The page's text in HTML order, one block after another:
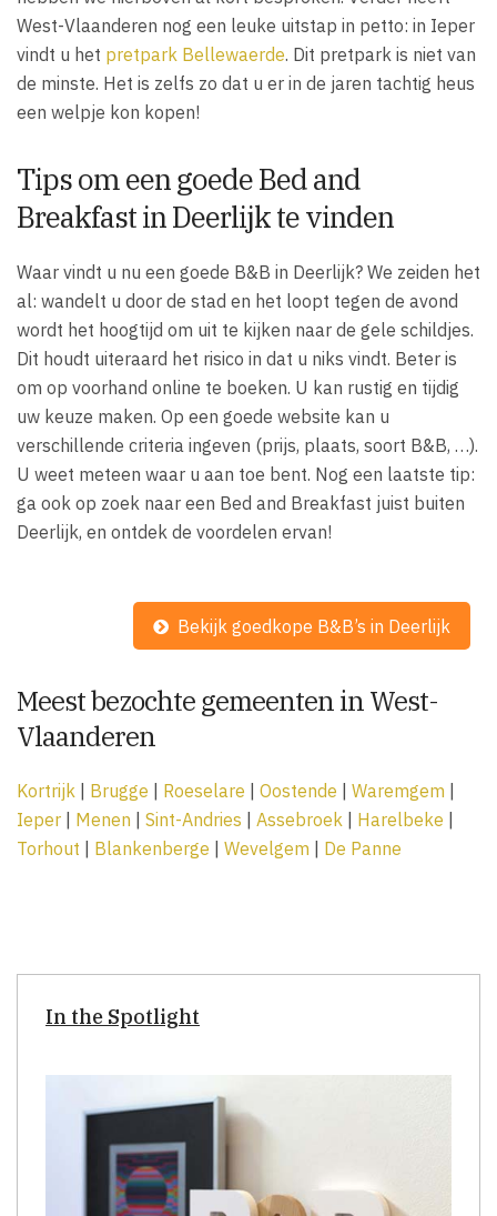
West-Vlaanderen nog een leuke uitstap in petto: in Ieper
vindt u het pretpark Bellewaerde. Dit pretpark is niet van
de minste. Het is zelfs zo dat u er in de jaren tachtig heus
een welpje kon kopen!
Tips om een goede Bed and
Breakfast in Deerlijk te vinden
Waar vindt u nu een goede B&B in Deerlijk? We zeiden het
al: wandelt u door de stad en het loopt tegen de avond
wordt het hoogtijd om uit te kijken naar de gele schildjes.
Dit houdt uiteraard het risico in dat u niks vindt. Beter is
om op voorhand online te boeken. U kan rustig en tijdig
uw keuze maken. Op een goede website kan u
verschillende criteria ingeven (prijs, plaats, soort B&B, …).
U weet meteen waar u aan toe bent. Nog een laatste tip:
ga ook op zoek naar een Bed and Breakfast juist buiten
Deerlijk, en ontdek de voordelen ervan!
Bekijk goedkope B&B’s in Deerlijk
Meest bezochte gemeenten in West-
Vlaanderen
Kortrijk | Brugge | Roeselare | Oostende | Waremgem |
Ieper | Menen | Sint-Andries | Assebroek | Harelbeke |
Torhout | Blankenberge | Wevelgem | De Panne
In the Spotlight